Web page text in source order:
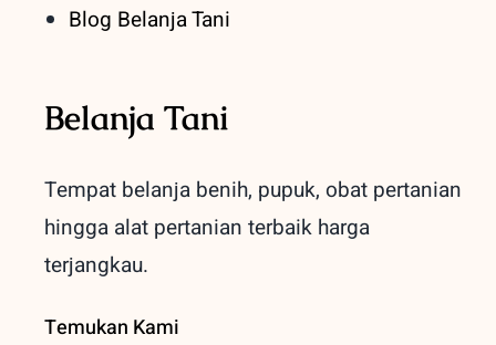
Blog Belanja Tani
Belanja Tani
Tempat belanja benih, pupuk, obat pertanian
hingga alat pertanian terbaikharga
terjangkau.
Temukan Kami